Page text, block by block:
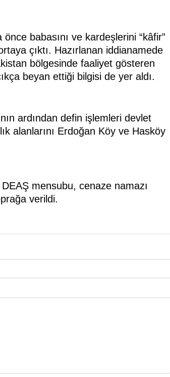
babasını ve kardeşlerini “kâfir”
çıktı. Hazırlanan iddianamede
bölgesinde faaliyet gösteren
beyan ettiği bilgisi de yer aldı.
ardından defin işlemleri devlet
alanlarını Erdoğan Köy ve Hasköy
mensubu, cenaze namazı
verildi.